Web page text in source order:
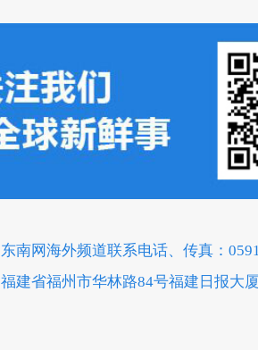
东南网海外频道联系电话、传真：
福建省福州市华林路84号福建日报大